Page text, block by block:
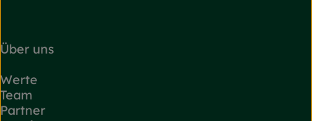
Über uns
Werte
Team
Partner